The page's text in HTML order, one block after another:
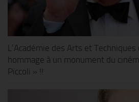
L’Académie des Arts et Techniques
hommage à un monument du
Piccoli » !!